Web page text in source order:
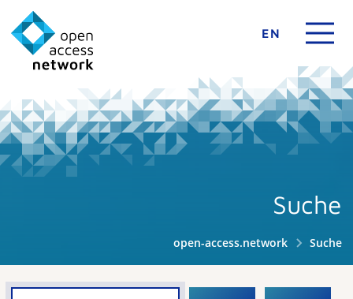
EN
Suche
open-access.network Suche